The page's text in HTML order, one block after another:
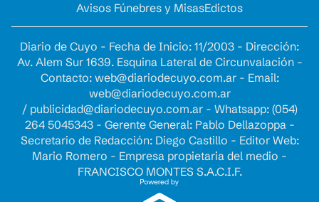
Avisos Fúnebres y MisasEdictos
Diario de Cuyo - Fecha de Inicio: 11/2003 - Dirección:
Av. Alem Sur 1639. Esquina Lateral de Circunvalación -
Contacto: web@diariodecuyo.com.ar- Email:
web@diariodecuyo.com.ar
/ publicidad@diariodecuyo.com.ar- Whatsapp: (054)
264 5045343 - Gerente General: Pablo Dellazoppa -
Secretario de Redacción: Diego Castillo - Editor Web:
Mario Romero - Empresa propietaria del medio -
FRANCISCO MONTES S.A.C.I.F.